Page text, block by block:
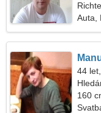
Auta,
44
160